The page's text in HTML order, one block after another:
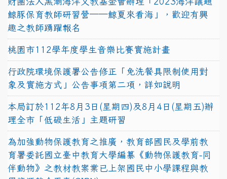
鯨豚保育教師研習營──鯨夏來看海」，歡迎有興
趣之教師踴躍報名
桃園市112學年度學生音樂比賽實施計畫
行政院環境保護署公告修正「免洗餐具限制使用對
象及實施方式」公告事項第二項，詳如說明
本局訂於112年8月3日(星期四)及8月4日(星期五)辦
理全市「低碳生活」主題研習
為加強動物保護教育之推廣，教育部國民及學前教
育署委託國立臺中教育大學編纂《動物保護教育-同
伴動物》之教材教案業已上架國民中小學課程與教